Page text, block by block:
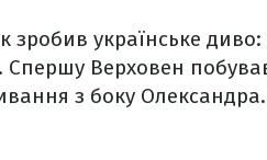
зробив українське
Спершу Верховен
з боку